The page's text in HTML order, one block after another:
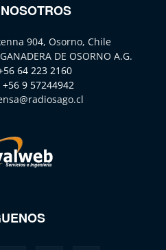
904, Osorno, Chile
DE OSORNO A.G.
64 223 2160
+56 9 57244942